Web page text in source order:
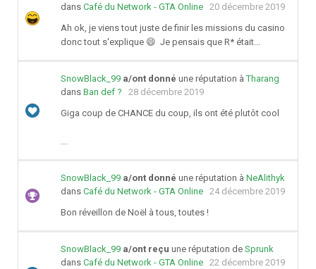
dans Café du Network - GTA Online 20 décembre 2019
Ah ok, je viens tout juste de finir les missions du casino
donc tout s'explique 😄 Je pensais que R* était...
SnowBlack_99 a/ont donné une réputation àTharang
dans Ban def ?
28 décembre 2019
Giga coup de CHANCE du coup, ils ont été plutôt cool
...
SnowBlack_99 a/ont donné une réputation à NeAlithyk
dans Café du Network - GTA Online 24 décembre 2019
Bon réveillon de Noël à tous, toutes !
SnowBlack_99 a/ont reçu une réputation de Sprunk
dans Café du Network - GTA Online 22 décembre 2019